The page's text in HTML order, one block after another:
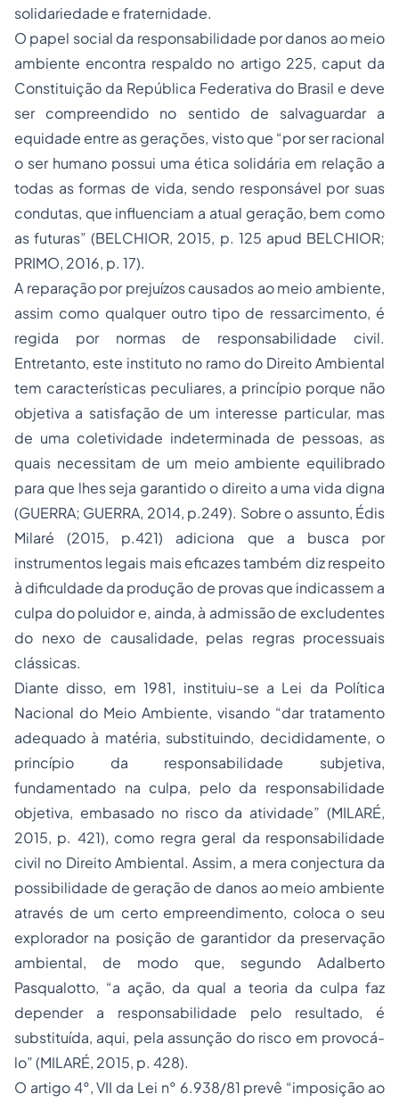
solidariedade e fraternidade.
O papel social da responsabilidade por danos ao meio
ambiente encontra respaldo no artigo 225, caput da
Constituição da República Federativa do Brasil e deve
ser compreendido no sentido de salvaguardar a
equidade entre as gerações, visto que “por ser racional
o ser humano possui uma ética solidária em relação a
todas as formas de vida, sendo responsável por suas
condutas, que influenciam a atual geração, bem como
as futuras” (BELCHIOR, 2015, p. 125 apud BELCHIOR;
PRIMO, 2016, p. 17).
A reparação por prejuízos causados ao meio ambiente,
assim como qualquer outro tipo de ressarcimento, é
regida por normas de responsabilidade civil.
Entretanto, este instituto no ramo do Direito Ambiental
tem características peculiares, a princípio porque não
objetiva a satisfação de um interesse particular, mas
de uma coletividade indeterminada de pessoas, as
quais necessitam de um meio ambiente equilibrado
para que lhes seja garantido o direito a uma vida digna
(GUERRA; GUERRA, 2014, p.249). Sobre o assunto, Édis
Milaré (2015, p.421) adiciona que a busca por
instrumentos legais mais eficazes também diz respeito
à dificuldade da produção de provas que indicassem a
culpa do poluidor e, ainda, à admissão de excludentes
do nexo de causalidade, pelas regras processuais
clássicas.
Diante disso, em 1981, instituiu-se a Lei da Política
Nacional do Meio Ambiente, visando “dar tratamento
adequado à matéria, substituindo, decididamente, o
princípio da responsabilidade subjetiva,
fundamentado na culpa, pelo da responsabilidade
objetiva, embasado no risco da atividade” (MILARÉ,
2015, p. 421), como regra geral da responsabilidade
civil no Direito Ambiental. Assim, a mera conjectura da
possibilidade de geração de danos ao meio ambiente
através de um certo empreendimento, coloca o seu
explorador na posição de garantidor da preservação
ambiental, de modo que, segundo Adalberto
Pasqualotto, “a ação, da qual a teoria da culpa faz
depender a responsabilidade pelo resultado, é
substituída, aqui, pela assunção do risco em provocá-
lo” (MILARÉ, 2015, p. 428).
O artigo 4°, VII da Lei n° 6.938/81 prevê “imposição ao